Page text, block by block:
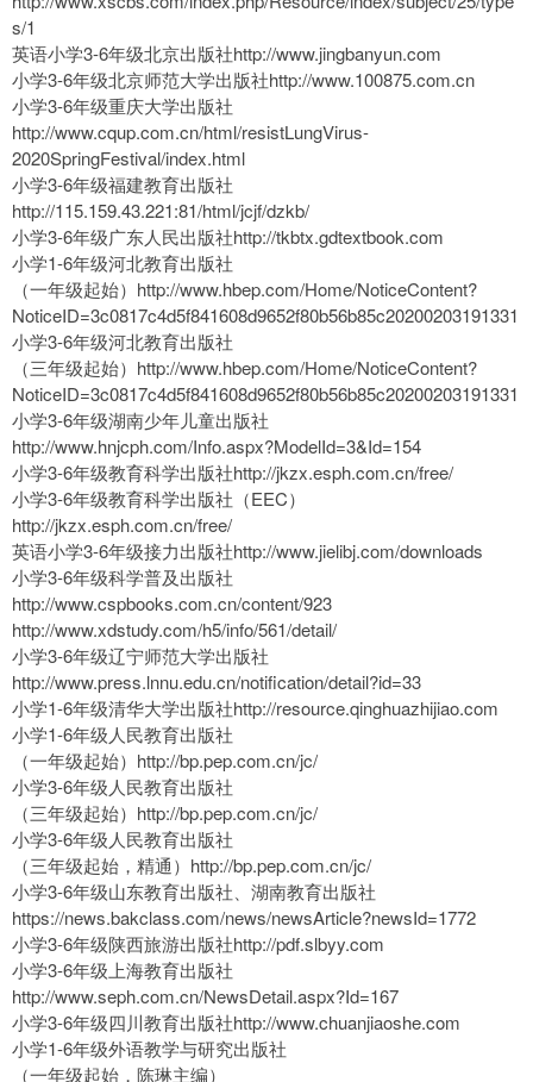
s/1
英语小学3-6年级北京出版社http://www.jingbanyun.com
小学3-6年级北京师范大学出版社http://www.100875.com.cn
小学3-6年级重庆大学出版社
http://www.cqup.com.cn/html/resistLungVirus-
2020SpringFestival/index.html
小学3-6年级福建教育出版社
http://115.159.43.221:81/html/jcjf/dzkb/
小学3-6年级广东人民出版社http://tkbtx.gdtextbook.com
小学1-6年级河北教育出版社
（一年级起始）http://www.hbep.com/Home/NoticeContent?
NoticeID=3c0817c4d5f841608d9652f80b56b85c20200203191331
小学3-6年级河北教育出版社
（三年级起始）http://www.hbep.com/Home/NoticeContent?
NoticeID=3c0817c4d5f841608d9652f80b56b85c20200203191331
小学3-6年级湖南少年儿童出版社
http://www.hnjcph.com/Info.aspx?ModelId=3&Id=154
小学3-6年级教育科学出版社http://jkzx.esph.com.cn/free/
小学3-6年级教育科学出版社（EEC）
http://jkzx.esph.com.cn/free/
英语小学3-6年级接力出版社http://www.jielibj.com/downloads
小学3-6年级科学普及出版社
http://www.cspbooks.com.cn/content/923
http://www.xdstudy.com/h5/info/561/detail/
小学3-6年级辽宁师范大学出版社
http://www.press.lnnu.edu.cn/notification/detail?id=33
小学1-6年级清华大学出版社http://resource.qinghuazhijiao.com
小学1-6年级人民教育出版社
（一年级起始）http://bp.pep.com.cn/jc/
小学3-6年级人民教育出版社
（三年级起始）http://bp.pep.com.cn/jc/
小学3-6年级人民教育出版社
（三年级起始，精通）http://bp.pep.com.cn/jc/
小学3-6年级山东教育出版社、湖南教育出版社
https://news.bakclass.com/news/newsArticle?newsId=1772
小学3-6年级陕西旅游出版社http://pdf.slbyy.com
小学3-6年级上海教育出版社
http://www.seph.com.cn/NewsDetail.aspx?Id=167
小学3-6年级四川教育出版社http://www.chuanjiaoshe.com
小学1-6年级外语教学与研究出版社
（一年级起始，陈琳主编）